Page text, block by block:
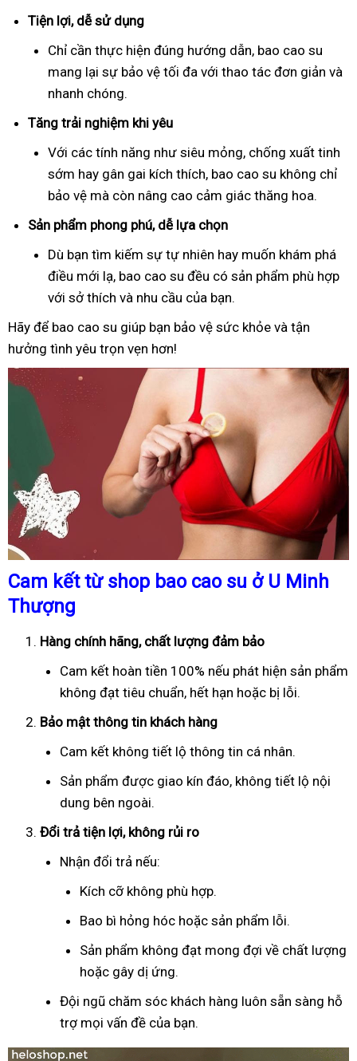
Tiện lợi, dễ sử dụng
Chỉ cần thực hiện đúng hướng dẫn, bao cao su
mang lại sự bảo vệ tối đa với thao tác đơn giản và
nhanh chóng.
Tăng trải nghiệm khi yêu
Với các tính năng như siêu mỏng, chống xuất tinh
sớm hay gân gai kích thích, bao cao su không chỉ
bảo vệ mà còn nâng cao cảm giác thăng hoa.
Sản phẩm phong phú, dễ lựa chọn
Dù bạn tìm kiếm sự tự nhiên hay muốn khám phá
điều mới lạ, bao cao su đều có sản phẩm phù hợp
với sở thích và nhu cầu của bạn.
Hãy để bao cao su giúp bạn bảo vệ sức khỏe và tận
hưởng tình yêu trọn vẹn hơn!
Cam kết từ shop bao cao su ở U Minh
Thượng
Hàng chính hãng, chất lượng đảm bảo
Cam kết hoàn tiền 100% nếu phát hiện sản phẩm
không đạt tiêu chuẩn, hết hạn hoặc bị lỗi.
Bảo mật thông tin khách hàng
Cam kết không tiết lộ thông tin cá nhân.
Sản phẩm được giao kín đáo, không tiết lộ nội
dung bên ngoài.
Đổi trả tiện lợi, không rủi ro
Nhận đổi trả nếu:
Kích cỡ không phù hợp.
Bao bì hỏng hóc hoặc sản phẩm lỗi.
Sản phẩm không đạt mong đợi về chất lượng
hoặc gây dị ứng.
Đội ngũ chăm sóc khách hàng luôn sẵn sàng hỗ
trợ mọi vấn đề của bạn.